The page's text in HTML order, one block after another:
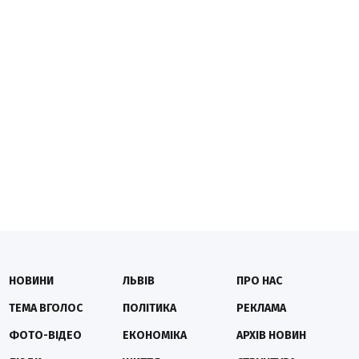
НОВИНИ
ТЕМА ВГОЛОС
ФОТО-ВІДЕО
ЛЬВІВ
ПОЛІТИКА
ЕКОНОМІКА
ПРО НАС
РЕКЛАМА
АРХІВ НОВИН